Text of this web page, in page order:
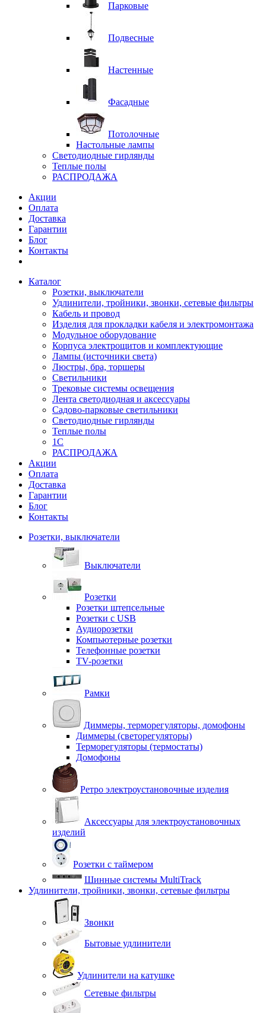
Парковые
Подвесные
Настенные
Фасадные
Потолочные
Настольные лампы
Светодиодные гирлянды
Теплые полы
РАСПРОДАЖА
Акции
Оплата
Доставка
Гарантии
Блог
Контакты
Каталог
Розетки, выключатели
Удлинители, тройники, звонки, сетевые фильтры
Кабель и провод
Изделия для прокладки кабеля и электромонтажа
Модульное оборудование
Корпуса электрощитов и комплектующие
Лампы (источники света)
Люстры, бра, торшеры
Светильники
Трековые системы освещения
Лента светодиодная и аксессуары
Садово-парковые светильники
Светодиодные гирлянды
Теплые полы
1С
РАСПРОДАЖА
Акции
Оплата
Доставка
Гарантии
Блог
Контакты
Розетки, выключатели
Выключатели
Розетки
Розетки штепсельные
Розетки с USB
Аудиорозетки
Компьютерные розетки
Телефонные розетки
TV-розетки
Рамки
Диммеры, терморегуляторы, домофоны
Диммеры (светорегуляторы)
Терморегуляторы (термостаты)
Домофоны
Ретро электроустановочные изделия
Аксессуары для электроустановочных
изделий
Розетки с таймером
Шинные системы MultiTrack
Удлинители, тройники, звонки, сетевые фильтры
Звонки
Бытовые удлинители
Удлинители на катушке
Сетевые фильтры